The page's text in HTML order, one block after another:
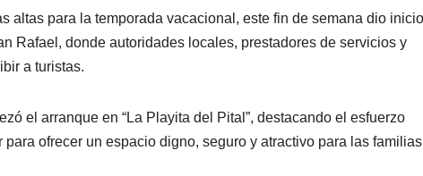
altas para la temporada vacacional, este fin de semana dio
Rafael, donde autoridades locales, prestadores de servicios y
a turistas.
el arranque en “La Playita del Pital”, destacando el esfuerzo
ofrecer un espacio digno, seguro y atractivo para las